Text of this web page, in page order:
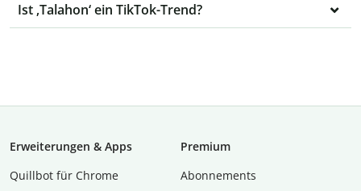
Ist ‚Talahon‘ ein TikTok-Trend?
Erweiterungen & Apps
Quillbot für Chrome
Premium
Abon­ne­ments